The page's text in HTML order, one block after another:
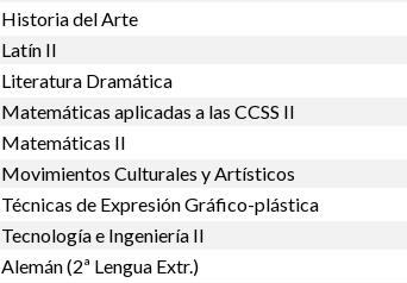
Historia del Arte
Latín II
Literatura Dramática
Matemáticas aplicadas a las CCSS II
Matemáticas II
Movimientos Culturales y Artísticos
Técnicas de Expresión Gráfico-plástica
Tecnología e Ingeniería II
Alemán (2ª Lengua Extr.)